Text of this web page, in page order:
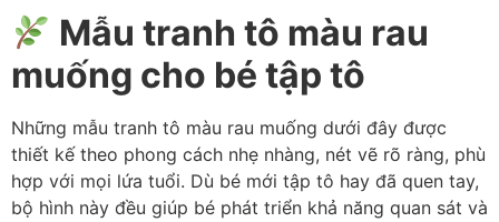
Mẫu tranh tô màu rau
muống cho bé tập tô
Những mẫu tranh tô màu rau muống dưới đây được
thiết kế theo phong cách nhẹ nhàng, nét vẽ rõ ràng, phù
hợp với mọi lứa tuổi. Dù bé mới tập tô hay đã quen tay,
bộ hình này đều giúp bé phát triển khả năng quan sát và